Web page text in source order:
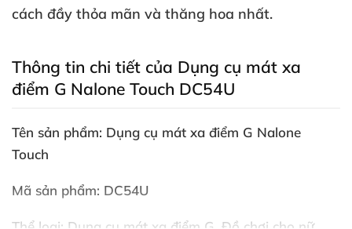
cách đầy thỏa mãn và thăng hoa nhất.
Thông tin chi tiết của Dụng cụ mát xa
điểm G Nalone Touch DC54U
Tên sản phẩm: Dụng cụ mát xa điểm G Nalone
Touch
Mã sản phẩm: DC54U